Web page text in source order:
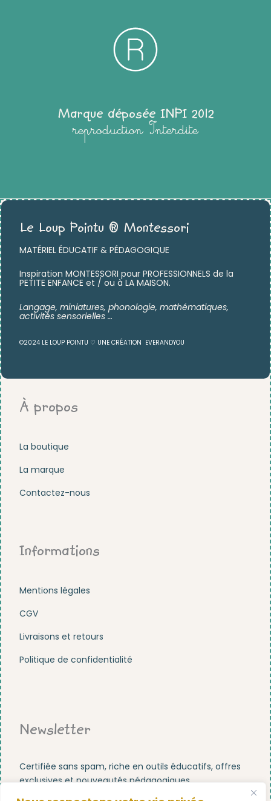
Marque déposée INPI 2012
reproduction Interdite
Le Loup Pointu ® Montessori
MATÉRIEL ÉDUCATIF & PÉDAGOGIQUE
Inspiration MONTESSORI pour PROFESSIONNELS de la
PETITE ENFANCE et / ou à LA MAISON.
Langage, miniatures, phonologie, mathématiques,
activités sensorielles …
©2024 LE LOUP POINTU ♡ UNE CRÉATION EVERANDYOU
À propos
La boutique
La marque
Contactez-nous
Informations
Mentions légales
CGV
Livraisons et retours
Politique de confidentialité
Newsletter
Certifiée sans spam, riche en outils éducatifs, offres
exclusives et nouveautés pédagogiques.